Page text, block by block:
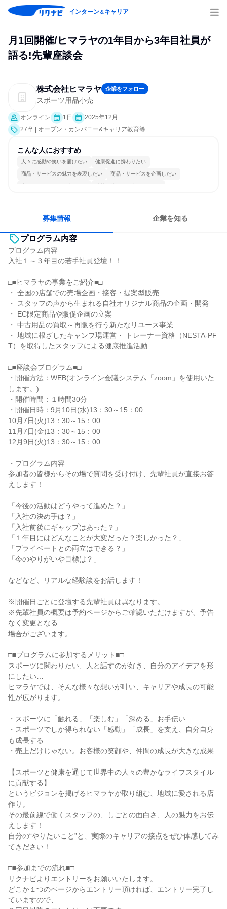
インターン＆キャリア
月1回開催/ヒマラヤの1年目から3年目社員が
語る!先輩座談会
株式会社ヒマラヤ 企業をフォロー
スポーツ用品小売
オンライン 1日
2025年12月
27卒 | オープン・カンパニー&キャリア教育等
こんな人におすすめ
人々に感動や笑いを届けたい 健康促進に携わりたい
商品・サービスの魅力を表現したい 商品・サービスを企画したい
商品・サービスを販売したい 情熱を持って仕事に取り組む
募集情報 企業を知る
プログラム内容
プログラム内容
入社１～３年目の若手社員登壇！！
□■ヒマラヤの事業をご紹介■□
・ 全国の店舗での売場企画・接客・提案型販売
・ スタッフの声から生まれる自社オリジナル商品の企画・開発
・ EC限定商品や販促企画の立案
・ 中古用品の買取～再販を行う新たなリユース事業
・ 地域に根ざしたキャンプ場運営・ トレーナー資格（NESTA-PF
T）を取得したスタッフによる健康推進活動
□■座談会プログラム■□
・開催方法：WEB(オンライン会議システム「zoom」を使用いた
します。)
・開催時間：１時間30分
・開催日時：9月10日(水)13：30～15：00
10月7日(火)13：30～15：00
11月7日(金)13：30～15：00
12月9日(火)13：30～15：00
・プログラム内容
参加者の皆様からその場で質問を受け付け、先輩社員が直接お答
えします！
「今後の活動はどうやって進めた？」
「入社の決め手は？」
「入社前後にギャップはあった？」
「１年目にはどんなことが大変だった？楽しかった？」
「プライベートとの両立はできる？」
「今のやりがいや目標は？」
などなど、リアルな経験談をお話します！
※開催日ごとに登壇する先輩社員は異なります。
※先輩社員の概要は予約ページからご確認いただけますが、予告
なく変更となる
場合がございます。
□■プログラムに参加するメリット■□
スポーツに関わりたい、人と話すのが好き、自分のアイデアを形
にしたい…
ヒマラヤでは、そんな様々な想いが叶い、キャリアや成長の可能
性が広がります。
・スポーツに「触れる」「楽しむ」「深める」お手伝い
・スポーツでしか得られない「感動」「成長」を支え、自分自身
も成長する
・売上だけじゃない。お客様の笑顔や、仲間の成長が大きな成果
【スポーツと健康を通じて世界中の人々の豊かなライフスタイル
に貢献する】
というビジョンを掲げるヒマラヤが取り組む、地域に愛される店
作り。
その最前線で働くスタッフの、しごとの面白さ、人の魅力をお伝
えします！
自分の“やりたいこと”と、実際のキャリアの接点をぜひ体感してみ
てきださい！
□■参加までの流れ■□
リクナビよりエントリーをお願いいたします。
どこか１つのページからエントリー頂ければ、エントリー完了し
ていますので、